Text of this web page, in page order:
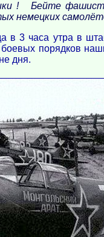
! Бейте
немецких
в 3 часа утра в
порядков
дня.